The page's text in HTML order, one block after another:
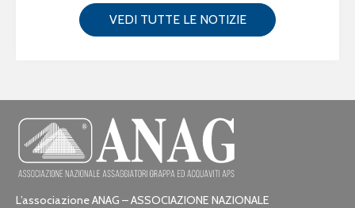
VEDI TUTTE LE NOTIZIE
L’associazione ANAG – ASSOCIAZIONE NAZIONALE